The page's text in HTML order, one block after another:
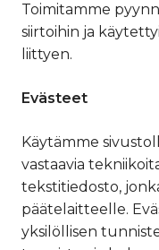
Toimitamme
siirtoihin ja
liittyen.
Evästeet
Käytämme
vastaavia
tekstitiedosto,
päätelaitteelle.
yksilöllisen